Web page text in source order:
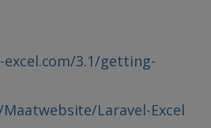
3.1/getting-
Laravel-Excel